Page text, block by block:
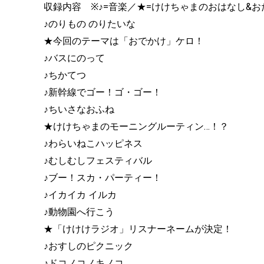
収録内容 ※♪=音楽／★=けけちゃまのおはなし&お
♪のりもの のりたいな
★今回のテーマは「おでかけ」ケロ！
♪バスにのって
♪ちかてつ
♪新幹線でゴー！ゴ・ゴー！
♪ちいさなおふね
★けけちゃまのモーニングルーティン…！？
♪わらいねこハッピネス
♪むしむしフェスティバル
♪ブー！スカ・パーティー！
♪イカイカ イルカ
♪動物園へ行こう
★「けけけラジオ」リスナーネームが決定！
♪おすしのピクニック